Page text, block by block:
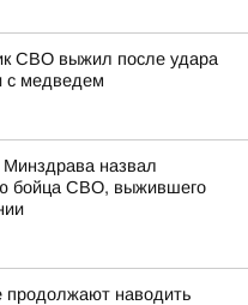
СВО выжил после удара
с медведем
Минздрава назвал
бойца СВО, выжившего
продолжают наводить